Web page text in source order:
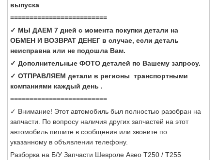
выпуска
=========================
✓ МЫ ДАЕМ 7 дней с момента покупки детали на
ОБМЕН И ВОЗВРАТ ДЕНЕГ в случае, если деталь
неисправна или не подошла Вам.
✓ Дополнительные ФОТО деталей по Вашему запросу.
✓ ОТПРАВЛЯЕМ детали в регионы транспортными
компаниями каждый день .
=========================
✓ Внимание! Этот автомобиль был полностью разобран на
запчасти. По вопросу наличия других запчастей на этот
автомобиль пишите в сообщения или звоните по
указанному в объявлении телефону.
Разборка на Б/У Запчасти Шевроле Авео Т250 / Т255